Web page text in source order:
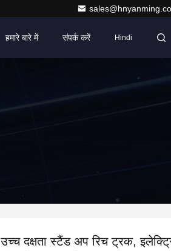
हमारे बारे में संपर्क करें Hindi
उच्च दक्षता स्टैंड अप रिच ट्रक,